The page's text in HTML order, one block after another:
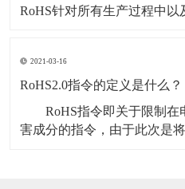
RoHS针对所有生产过程中以
黑家电，电动工具，医疗
增四种邻苯二甲酸酯（DEHP
2021-03-16
RoHS2.0指令的定义是什么？
RoHS指令即关于限制在
害成分的指令，由于此次是